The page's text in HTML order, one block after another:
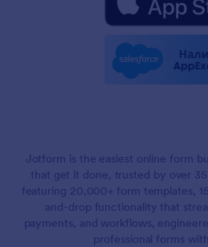
Jotform is the easiest online form
that get it done, trusted by over
featuring 20,000+ form templates,
and-drop functionality that
payments, and workflows,
professional forms